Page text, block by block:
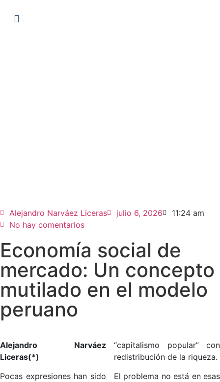
Alejandro Narváez Liceras julio 6, 2026
11:24 am
No hay comentarios
Economía social de
mercado: Un concepto
mutilado en el modelo
peruano
Alejandro Narváez
Liceras(*)
Pocas expresiones han sido
“capitalismo popular” con
redistribución de la riqueza.
El problema no está en esas